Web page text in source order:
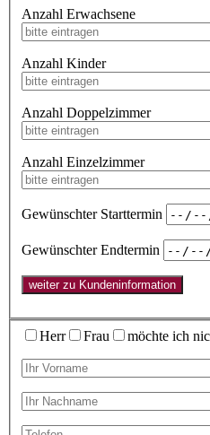
Anzahl Erwachsene
Anzahl Kinder
Anzahl Doppelzimmer
Anzahl Einzelzimmer
Gewünschter Starttermin
Gewünschter Endtermin
weiter zu Kundeninformation
Herr Frau möchte ich